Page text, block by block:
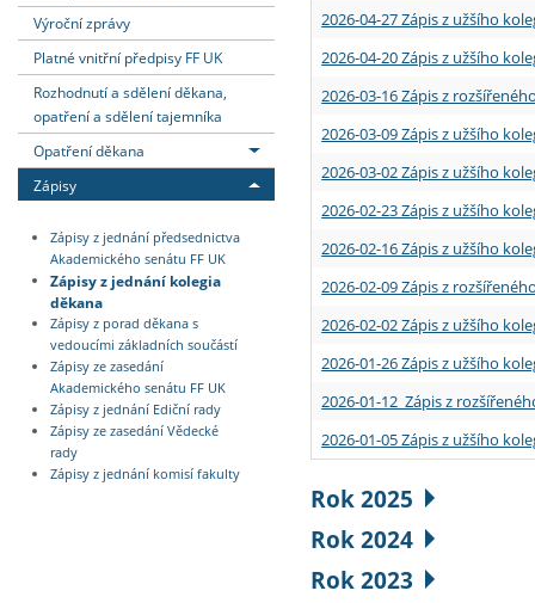
Absolventi fakulty
Vyjíždějící zaměstnanci
Výroční zprávy
Platné vnitřní předpisy FF UK
Rozhodnutí a sdělení děkana,
opatření a sdělení tajemníka
Opatření děkana
Zápisy
Zápisy z jednání předsednictva
Akademického senátu FF UK
Zápisy z jednání kolegia
děkana
Zápisy z porad děkana s
vedoucími základních součástí
Zápisy ze zasedání
Akademického senátu FF UK
Zápisy z jednání Ediční rady
Zápisy ze zasedání Vědecké
rady
Zápisy z jednání komisí fakulty
2026-04-27 Zápis z užšího
2026-04-20 Zápis z užšího
2026-03-16 Zápis z
2026-03-09 Zápis z užšího
2026-03-02 Zápis z užšího
2026-02-23 Zápis z užšího
2026-02-16 Zápis z užšího
2026-02-09 Zápis z
2026-02-02 Zápis z užšího
2026-01-26 Zápis z užšího
2026-01-12 Zápis z
2026-01-05 Zápis z užšího
Rok 2025
Rok 2024
Rok 2023